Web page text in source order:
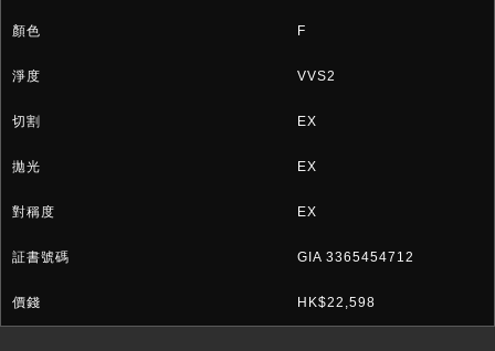
F
VVS2
EX
EX
EX
GIA 3365454712
HK$22,598